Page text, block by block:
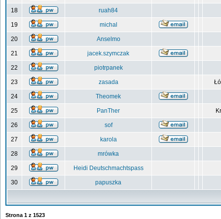
18 ruah84
19 michal
20 Anselmo
21 jacek.szymczak
22 piotrpanek
23 zasada
24 Theomek
25 PanTher
26 sof
27 karola
28 mrówka
29 Heidi Deutschmachtspass
30 papuszka
Strona 1 z 1523